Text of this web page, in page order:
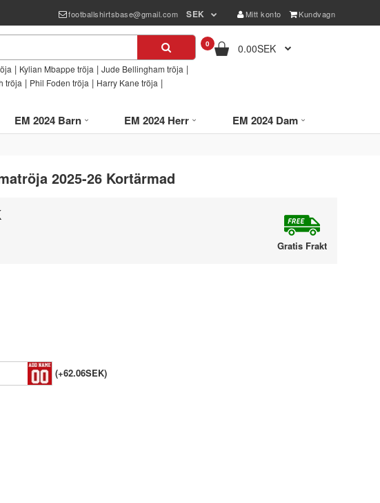
footballshirtsbase@gmail.com SEK Mitt konto Kundvagn
| Kylian Mbappe tröja | Jude Bellingham tröja |
tröja | Phil Foden tröja | Harry Kane tröja |
0 0.00SEK
EM 2024 Barn EM 2024 Herr EM 2024 Dam
2025-26 Kortärmad
Gratis Frakt
(+62.06SEK)